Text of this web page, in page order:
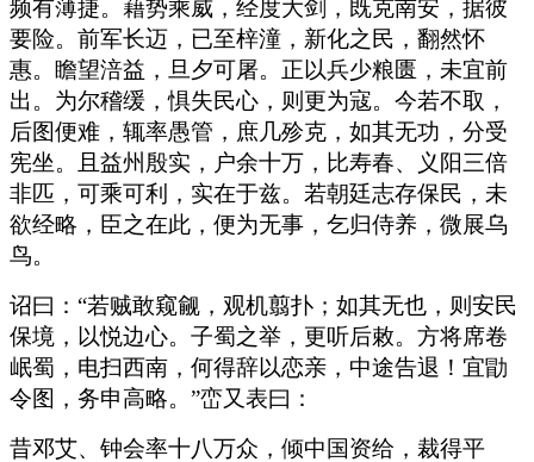
频有薄捷。藉势乘威，经度大剑，既克南安，据彼
要险。前军长迈，已至梓潼，新化之民，翻然怀
惠。瞻望涪益，旦夕可屠。正以兵少粮匮，未宜前
出。为尔稽缓，惧失民心，则更为寇。今若不取，
后图便难，辄率愚管，庶几殄克，如其无功，分受
宪坐。且益州殷实，户余十万，比寿春、义阳三倍
非匹，可乘可利，实在于兹。若朝廷志存保民，未
欲经略，臣之在此，便为无事，乞归侍养，微展乌
鸟。
诏曰：“若贼敢窥觎，观机翦扑；如其无也，则安民
保境，以悦边心。子蜀之举，更听后敕。方将席卷
岷蜀，电扫西南，何得辞以恋亲，中途告退！宜勖
令图，务申高略。”峦又表曰：
昔邓艾、钟会率十八万众，倾中国资给，裁得平